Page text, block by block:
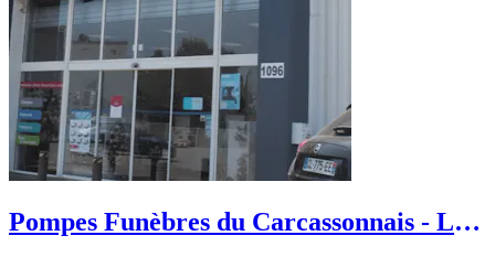
Pompes Funèbres du Carcassonnais - Le